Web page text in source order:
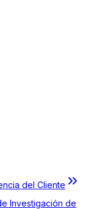
del Cliente
Investigación de